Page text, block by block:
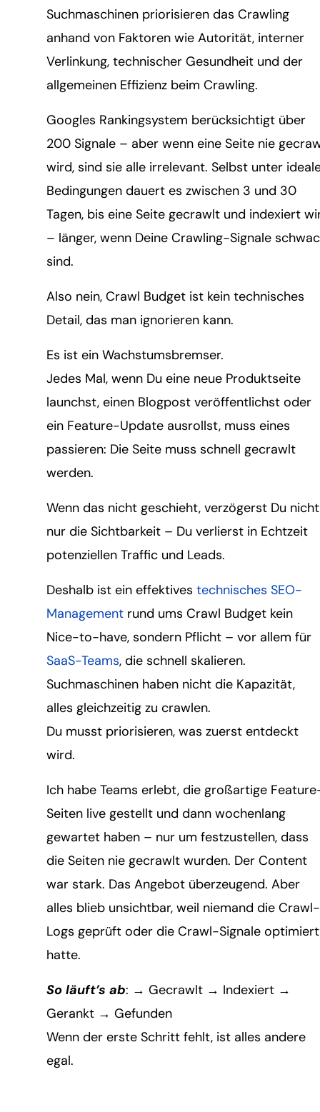
Suchmaschinen priorisieren das Crawling
anhand von Faktoren wie Autorität, interner
Verlinkung, technischer Gesundheit und der
allgemeinen Effizienz beim Crawling.
Googles Rankingsystem berücksichtigt über
200 Signale – aber wenn eine Seite nie
wird, sind sie alle irrelevant. Selbst unter
Bedingungen dauert es zwischen 3 und 30
Tagen, bis eine Seite gecrawlt und indexiert
– länger, wenn Deine Crawling-Signale
sind.
Also nein, Crawl Budget ist kein technisches
Detail, das man ignorieren kann.
Es ist ein Wachstumsbremser.
Jedes Mal, wenn Du eine neue Produktseite
launchst, einen Blogpost veröffentlichst oder
ein Feature-Update ausrollst, muss eines
passieren: Die Seite muss schnell gecrawlt
werden.
Wenn das nicht geschieht, verzögerst Du nicht
nur die Sichtbarkeit – Du verlierst in Echtzeit
potenziellen Traffic und Leads.
Deshalb ist ein effektives technisches SEO-
Management rund ums Crawl Budget kein
Nice-to-have, sondern Pflicht – vor allem für
SaaS-Teams, die schnell skalieren.
Suchmaschinen haben nicht die Kapazität,
alles gleichzeitig zu crawlen.
Du musst priorisieren, was zuerst entdeckt
wird.
Ich habe Teams erlebt, die großartige
Seiten live gestellt und dann wochenlang
gewartet haben – nur um festzustellen, dass
die Seiten nie gecrawlt wurden. Der Content
war stark. Das Angebot überzeugend. Aber
alles blieb unsichtbar, weil niemand die Crawl-
Logs geprüft oder die Crawl-Signale optimiert
hatte.
So läuft’s ab: → Gecrawlt → Indexiert →
Gerankt → Gefunden
Wenn der erste Schritt fehlt, ist alles andere
egal.